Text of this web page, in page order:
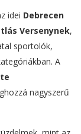
idei Debrecen
Versenynek,
sportolók,
A
nagyszerű